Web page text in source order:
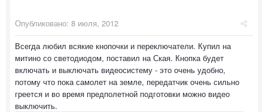
Опубликовано: 8 июля, 2012
Всегда любил всякие кнопочки и переключатели. Купил на
митино со светодиодом, поставил на Ская. Кнопка будет
включать и выключать видеосистему - это очень удобно,
потому что пока самолет на земле, передатчик очень сильно
греется и во время предполетной подготовки можно видео
выключить.